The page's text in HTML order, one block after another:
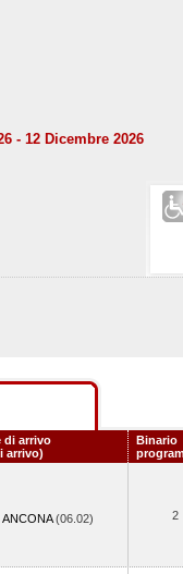
- 12 Dicembre 2026
di arrivo
arrivo)
Binario
ANCONA(06.02) 2